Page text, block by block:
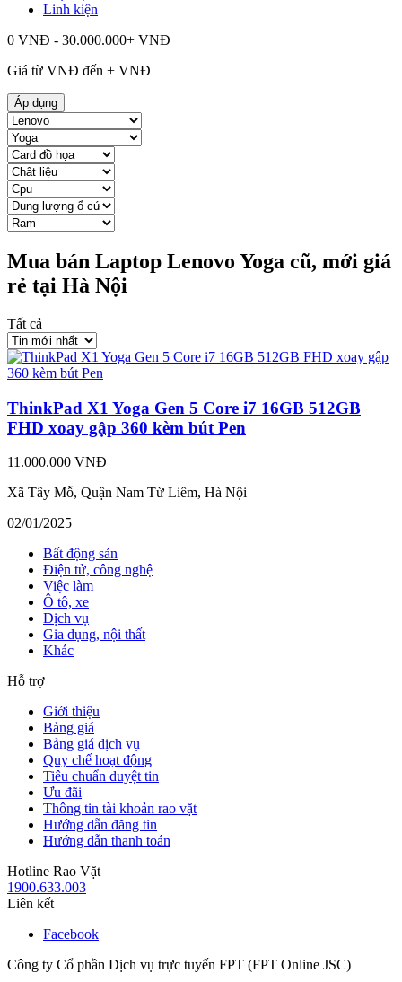
Linh kiện
0 VNĐ - 30.000.000+ VNĐ
Giá từ VNĐ đến + VNĐ
Áp dụng
Mua bán Laptop Lenovo Yoga cũ, mới giá
rẻ tại Hà Nội
Tất cả
ThinkPad X1 Yoga Gen 5 Core i7 16GB 512GB
FHD xoay gập 360 kèm bút Pen
11.000.000 VNĐ
Xã Tây Mỗ, Quận Nam Từ Liêm, Hà Nội
02/01/2025
Bất động sản
Điện tử, công nghệ
Việc làm
Ô tô, xe
Dịch vụ
Gia dụng, nội thất
Khác
Hỗ trợ
Giới thiệu
Bảng giá
Bảng giá dịch vụ
Quy chế hoạt động
Tiêu chuẩn duyệt tin
Ưu đãi
Thông tin tài khoản rao vặt
Hướng dẫn đăng tin
Hướng dẫn thanh toán
Hotline Rao Vặt
1900.633.003
Liên kết
Facebook
Công ty Cổ phần Dịch vụ trực tuyến FPT (FPT Online JSC)